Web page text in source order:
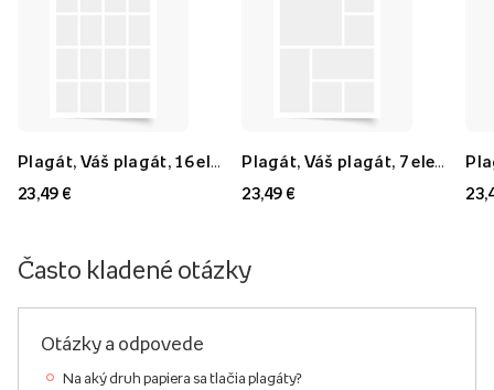
23,49 €
23,49 €
Často kladené otázky
Otázky a odpovede
Na aký druh papiera sa tlačia plagáty?